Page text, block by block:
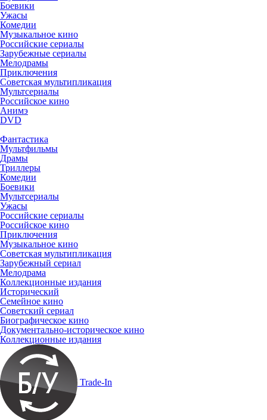
Боевики
Ужасы
Комедии
Музыкальное кино
Российские сериалы
Зарубежные сериалы
Мелодрамы
Приключения
Советская мультипликация
Мультсериалы
Российское кино
Анимэ
DVD
Фантастика
Мультфильмы
Драмы
Триллеры
Комедии
Боевики
Мультсериалы
Ужасы
Российские сериалы
Российское кино
Приключения
Музыкальное кино
Советская мультипликация
Зарубежный сериал
Мелодрама
Коллекционные издания
Исторический
Семейное кино
Советский сериал
Биографическое кино
Документально-историческое кино
Коллекционные издания
Trade-In